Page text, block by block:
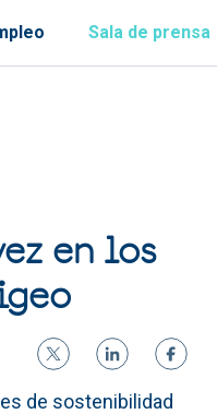
Sala de prensa
en los
de sostenibilidad